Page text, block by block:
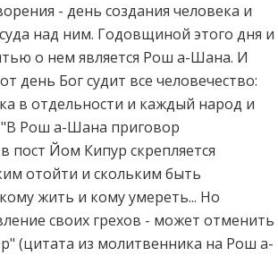
- день создания человека и
над ним. Годовщиной этого дня и
о нем является Рош а-Шана. И
день Бог судит все человечество:
в отдельности и каждый народ и
"В Рош а-Шана приговор
пост Йом Кипур скрепляется
отойти и скольким быть
жить и кому умереть... Но
своих грехов - может отменить
(цитата из молитвенника на Рош а-